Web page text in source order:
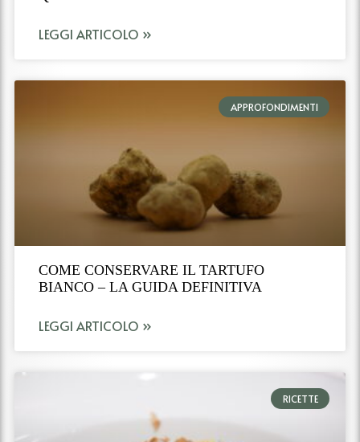
LEGGI ARTICOLO »
APPROFONDIMENTI
COME CONSERVARE IL TARTUFO
BIANCO – LA GUIDA DEFINITIVA
LEGGI ARTICOLO »
RICETTE